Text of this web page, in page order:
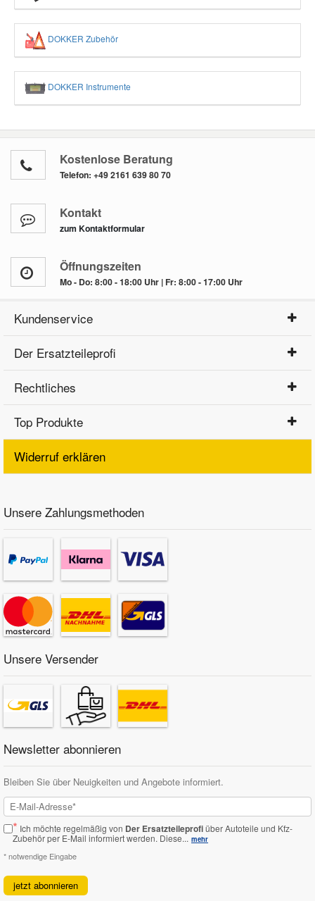
DOKKER Zubehör
DOKKER Instrumente
Kostenlose Beratung
Telefon: +49 2161 639 80 70
Kontakt
zum Kontaktformular
Öffnungszeiten
Mo - Do: 8:00 - 18:00 Uhr | Fr: 8:00 - 17:00 Uhr
Kundenservice
Der Ersatzteileprofi
Rechtliches
Top Produkte
Widerruf erklären
Unsere Zahlungsmethoden
Unsere Versender
Newsletter abonnieren
Bleiben Sie über Neuigkeiten und Angebote informiert.
* Ich möchte regelmäßig von Der Ersatzteileprofiüber Autoteile und Kfz-
Zubehör per E-Mail informiert werden. Diese... mehr
* notwendige Eingabe
jetzt abonnieren